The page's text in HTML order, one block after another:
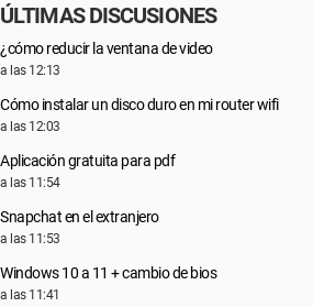
ÚLTIMAS DISCUSIONES
¿cómo reducir la ventana de video
a las 12:13
Cómo instalar un disco duro en mi router wifi
a las 12:03
Aplicación gratuita para pdf
a las 11:54
Snapchat en el extranjero
a las 11:53
Windows 10 a 11 + cambio de bios
a las 11:41